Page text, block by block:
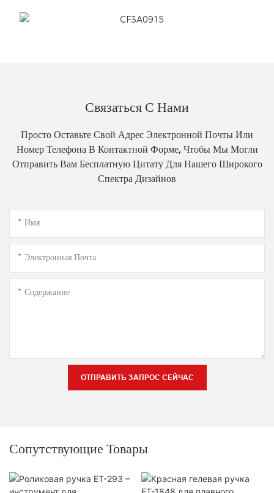
Связаться С Нами
Просто Оставьте Свой Адрес Электронной Почты Или
Номер Телефона В Контактной Форме, Чтобы Мы Могли
Отправить Вам Бесплатную Цитату Для Нашего Широкого
Спектра Дизайнов
Имя
Электронная Почта
Содержание
ОТПРАВИТЬ ЗАПРОС СЕЙЧАС
Сопутствующие Товары